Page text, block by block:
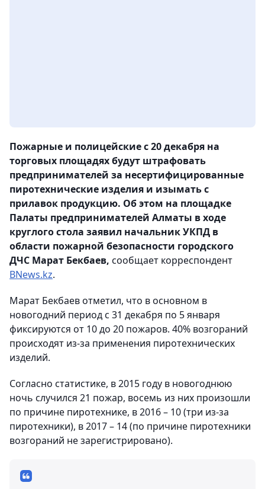
Пожарные и полицейские с 20 декабря на
торговых площадях будут штрафовать
предпринимателей за несертифицированные
пиротехнические изделия и изымать с
прилавок продукцию. Об этом на площадке
Палаты предпринимателей Алматы в ходе
круглого стола заявил начальник УКПД в
области пожарной безопасности городского
ДЧС Марат Бекбаев, сообщает корреспондент
BNews.kz.
Марат Бекбаев отметил, что в основном в
новогодний период с 31 декабря по 5 января
фиксируются от 10 до 20 пожаров. 40% возгораний
происходят из-за применения пиротехнических
изделий.
Согласно статистике, в 2015 году в новогоднюю
ночь случился 21 пожар, восемь из них произошли
по причине пиротехнике, в 2016 – 10 (три из-за
пиротехники), в 2017 – 14 (по причине пиротехники
возгораний не зарегистрировано).